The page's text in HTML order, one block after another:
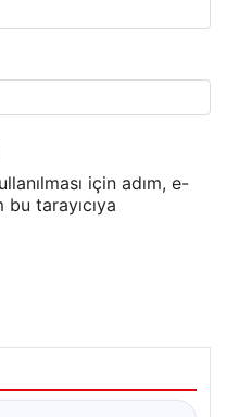
için adım, e-
tarayıcıya